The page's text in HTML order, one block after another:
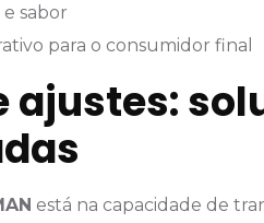
sabor
para o consumidor final
ajustes:
está na capacidade de